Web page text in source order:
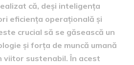
că, deși inteligența
eficiența operațională și
crucial să se găsească un
și forța de muncă umană
viitor sustenabil. În acest